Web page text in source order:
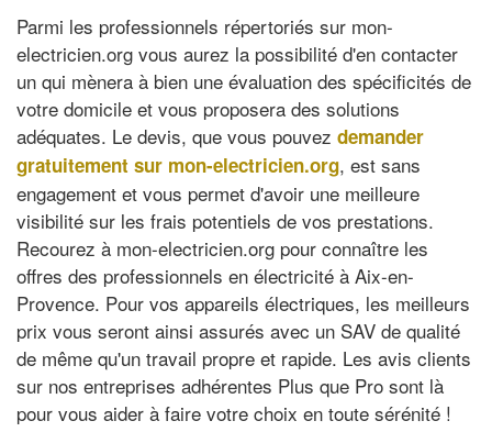
Parmi les professionnels répertoriés sur mon-
electricien.org vous aurez la possibilité d'en contacter
un qui mènera à bien une évaluation des spécificités de
votre domicile et vous proposera des solutions
adéquates. Le devis, que vous pouvez demander
gratuitement sur mon-electricien.org, est sans
engagement et vous permet d'avoir une meilleure
visibilité sur les frais potentiels de vos prestations.
Recourez à mon-electricien.org pour connaître les
offres des professionnels en électricité à Aix-en-
Provence. Pour vos appareils électriques, les meilleurs
prix vous seront ainsi assurés avec un SAV de qualité
de même qu'un travail propre et rapide. Les avis clients
sur nos entreprises adhérentes Plus que Pro sont là
pour vous aider à faire votre choix en toute sérénité !